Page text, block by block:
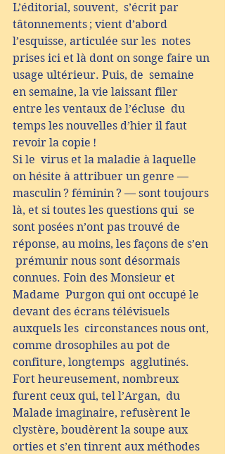
L’éditorial, souvent,  s’écrit par
tâtonnements ; vient d’abord
l’esquisse, articulée sur les  notes
prises ici et là dont on songe faire un
usage ultérieur. Puis, de  semaine
en semaine, la vie laissant filer
entre les ventaux de l’écluse  du
temps les nouvelles d’hier il faut
revoir la copie !
Si le  virus et la maladie à laquelle
on hésite à attribuer un genre —
masculin ? féminin ? — sont toujours
là, et si toutes les questions qui  se
sont posées n’ont pas trouvé de
réponse, au moins, les façons de s’en
prémunir nous sont désormais
connues. Foin des Monsieur et
Madame  Purgon qui ont occupé le
devant des écrans télévisuels
auxquels les  circonstances nous ont,
comme drosophiles au pot de
confiture, longtemps  agglutinés.
Fort heureusement, nombreux
furent ceux qui, tel l’Argan,  du
Malade imaginaire, refusèrent le
clystère, boudèrent la soupe aux
orties et s’en tinrent aux méthodes